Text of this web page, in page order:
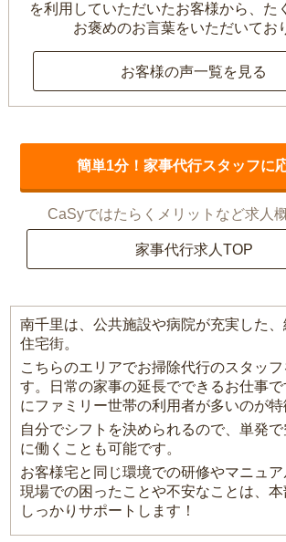
を利用していただいたお客様から、 た
お褒めのお言葉をいただいてお
お客様の声一覧を見る
簡単1分！家事代行スタッフに
CaSyではたらくメリットなど求人
家事代行求人TOP
南千里は、公共施設や病院が充実した
住宅街。
こちらのエリアでお掃除代行のスタッフ
す。日常の家事の延長でできるお仕事
にファミリー世帯の利用者が多いのが特
自分でシフトを決められるので、単発
に働くことも可能です。
お客様宅と同じ環境での研修やマニュ
現場での困ったことや不安なことは、
しっかりサポートします！